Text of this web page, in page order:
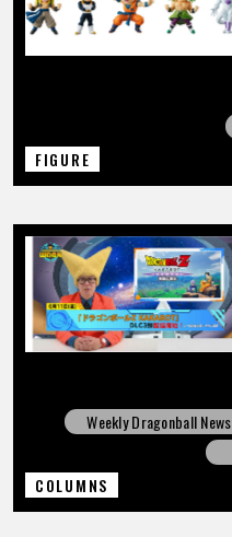
FIGURE
Weekly Dragonball News
COLUMNS